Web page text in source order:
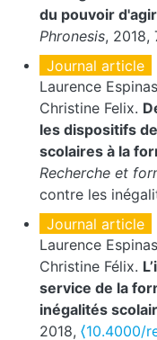
du pouvoir
Phronesis, 2018,
Journal article
Laurence
Christine Felix.
les dispositifs
scolaires à la
Recherche et
contre les
Journal article
Laurence
Christine Félix.
service de la
inégalités
2018, ⟨10.4000/